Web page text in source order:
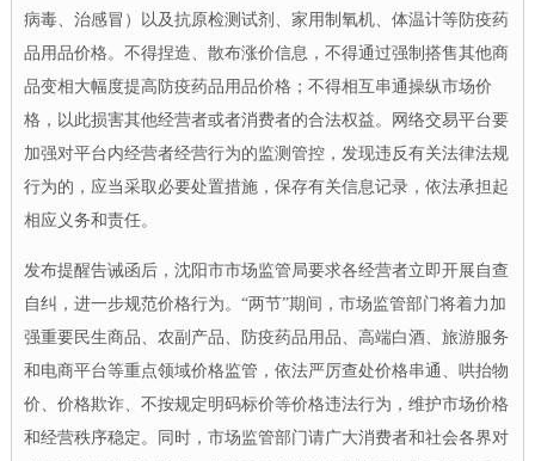
病毒、治感冒）以及抗原检测试剂、家用制氧机、体温计等防疫药
品用品价格。不得捏造、散布涨价信息，不得通过强制搭售其他商
品变相大幅度提高防疫药品用品价格；不得相互串通操纵市场价
格，以此损害其他经营者或者消费者的合法权益。网络交易平台要
加强对平台内经营者经营行为的监测管控，发现违反有关法律法规
行为的，应当采取必要处置措施，保存有关信息记录，依法承担起
相应义务和责任。
发布提醒告诫函后，沈阳市市场监管局要求各经营者立即开展自查
自纠，进一步规范价格行为。“两节”期间，市场监管部门将着力加
强重要民生商品、农副产品、防疫药品用品、高端白酒、旅游服务
和电商平台等重点领域价格监管，依法严厉查处价格串通、哄抬物
价、价格欺诈、不按规定明码标价等价格违法行为，维护市场价格
和经营秩序稳定。同时，市场监管部门请广大消费者和社会各界对